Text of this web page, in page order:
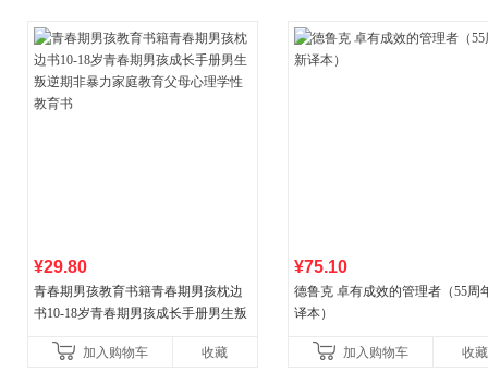
¥29.80
青春期男孩教育书籍青春期男孩枕边
书10-18岁青春期男孩成长手册男生叛
育书
加入购物车 收藏
¥75.10
德鲁克 卓有成效的管理者（55周
译本）
加入购物车 收藏